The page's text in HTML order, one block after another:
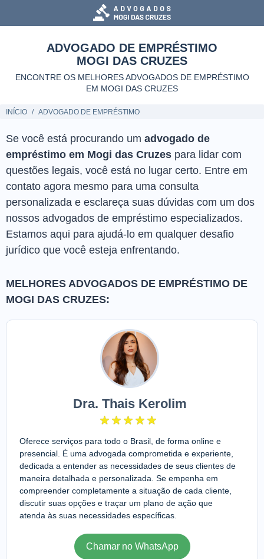
ADVOGADO DE EMPRÉSTIMO
MOGI DAS CRUZES
ENCONTRE OS MELHORES ADVOGADOS DE EMPRÉSTIMO
EM MOGI DAS CRUZES
INÍCIO ADVOGADO DE EMPRÉSTIMO
Se você está procurando um advogado de
empréstimo em Mogi das Cruzes para lidar com
questões legais, você está no lugar certo. Entre em
contato agora mesmo para uma consulta
personalizada e esclareça suas dúvidas com um dos
nossos advogados de empréstimo especializados.
Estamos aqui para ajudá-lo em qualquer desafio
jurídico que você esteja enfrentando.
MELHORES ADVOGADOS DE EMPRÉSTIMO DE
MOGI DAS CRUZES:
Dra. Thais Kerolim
Oferece serviços para todo o Brasil, de forma online e
presencial. É uma advogada comprometida e experiente,
dedicada a entender as necessidades de seus clientes de
maneira detalhada e personalizada. Se empenha em
compreender completamente a situação de cada cliente,
discutir suas opções e traçar um plano de ação que
atenda às suas necessidades específicas.
Chamar no WhatsApp